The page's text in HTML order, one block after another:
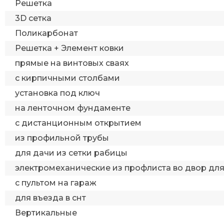
Решетка
3D сетка
Поликарбонат
Решетка + Элемент ковки
прямые на винтовых сваях
с кирпичными столбами
установка под ключ
на ленточном фундаменте
с дистанционным открытием
из профильной трубы
для дачи из сетки рабицы
электромеханические из профлиста во двор
с пультом на гараж
для въезда в снт
Вертикальные